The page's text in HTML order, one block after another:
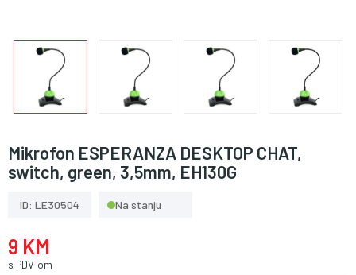
Mikrofon ESPERANZA DESKTOP CHAT,
switch, green, 3,5mm, EH130G
ID: LE30504 Na stanju
9 KM
s PDV-om